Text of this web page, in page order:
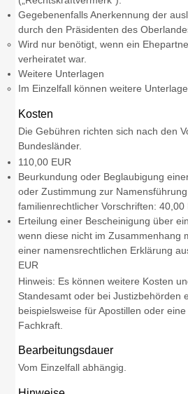
Gegebenenfalls Anerkennung der
durch den Präsidenten des
Wird nur benötigt, wenn ein
verheiratet war.
Weitere Unterlagen
Im Einzelfall können weitere
Kosten
Die Gebühren richten sich nach den
Bundesländer.
110,00 EUR
Beurkundung oder Beglaubigung
oder Zustimmung zur
familienrechtlicher Vorschriften: 40,00
Erteilung einer Bescheinigung über
wenn diese nicht im Zusammenhang
einer namensrechtlichen Erklärung
EUR
Hinweis: Es können weitere Kosten
Standesamt oder bei Justizbehörden
beispielsweise für Apostillen oder
Fachkraft.
Bearbeitungsdauer
Vom Einzelfall abhängig.